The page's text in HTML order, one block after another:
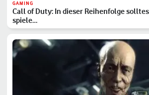
GAMING
Call of Duty: In dieser Reihenfolge
spiele…